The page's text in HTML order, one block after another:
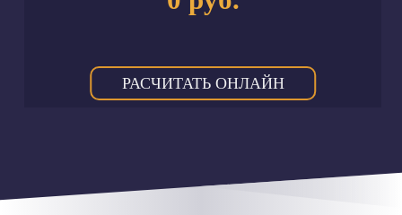
РАСЧИТАТЬ ОНЛАЙН